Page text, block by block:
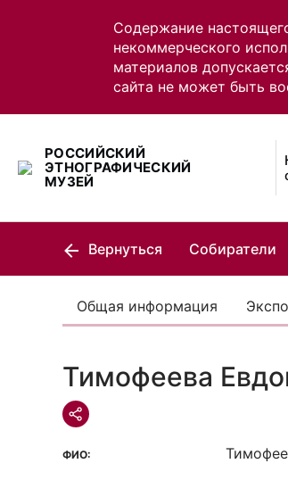
Содержание
некоммерческого
материалов
сайта не может быть
РОССИЙСКИЙ
ЭТНОГРАФИЧЕСКИЙ
МУЗЕЙ
Вернуться Собиратели
Общая информация
Тимофеева
ФИО: